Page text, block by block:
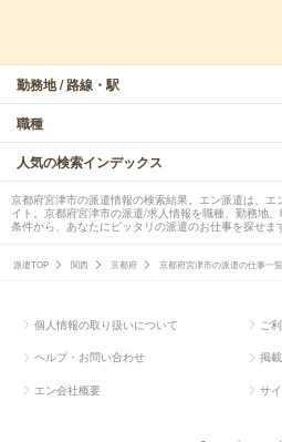
勤務地 / 路線・駅
職種
人気の検索インデックス
京都府宮津市の派遣情報の検索結果。エン派遣は、
イト。京都府宮津市の派遣/求人情報を職種、勤務地
条件から、あなたにピッタリの派遣のお仕事を探せま
派遣TOP 関西 京都府 京都府宮津市の派遣の仕事一覧
個人情報の取り扱いについて ご
ヘルプ・お問い合わせ 掲
エン会社概要 サ